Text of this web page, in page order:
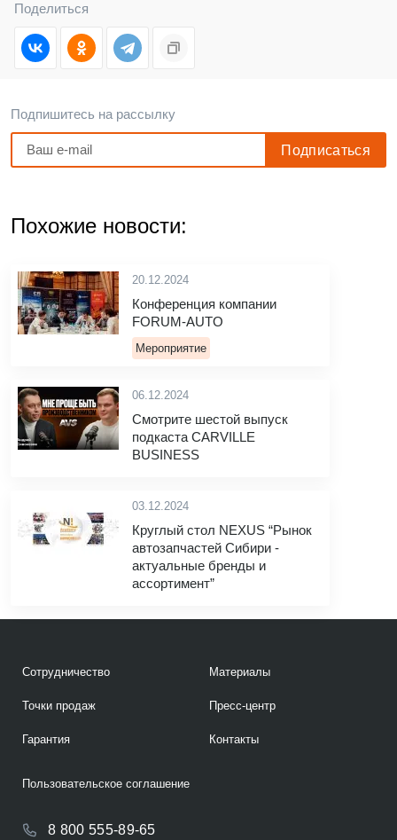
Поделиться
Подпишитесь на рассылку
Похожие новости:
20.12.2024
Конференция компании
FORUM-AUTO
Мероприятие
06.12.2024
Смотрите шестой выпуск
подкаста CARVILLE
BUSINESS
03.12.2024
Круглый стол NEXUS “Рынок
автозапчастей Сибири -
актуальные бренды и
ассортимент”
Сотрудничество
Точки продаж
Гарантия
Материалы
Пресс-центр
Контакты
8 800 555-89-65
Пользовательское соглашение